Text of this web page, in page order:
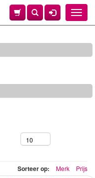
Toggle
10
Sorteer op: Merk Prijs